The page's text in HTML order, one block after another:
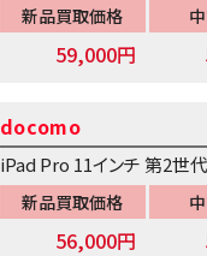
新品買取価格
59,000円
iPad Pro 11インチ 第2世
docomo
新品買取価格
56,000円